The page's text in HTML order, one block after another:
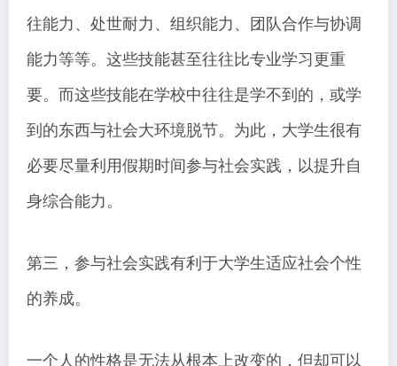
往能力、处世耐力、组织能力、团队合作与协调
能力等等。这些技能甚至往往比专业学习更重
要。而这些技能在学校中往往是学不到的，或学
到的东西与社会大环境脱节。为此，大学生很有
必要尽量利用假期时间参与社会实践，以提升自
身综合能力。
第三，参与社会实践有利于大学生适应社会个性
的养成。
一个人的性格是无法从根本上改变的，但却可以